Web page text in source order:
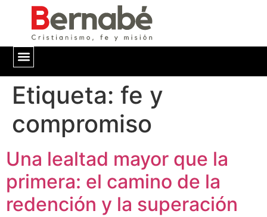
Etiqueta: fe y
compromiso
Una lealtad mayor que la
primera: el camino de la
redención y la superación